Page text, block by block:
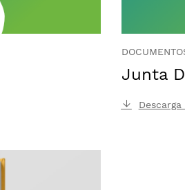
Junta
Descarga